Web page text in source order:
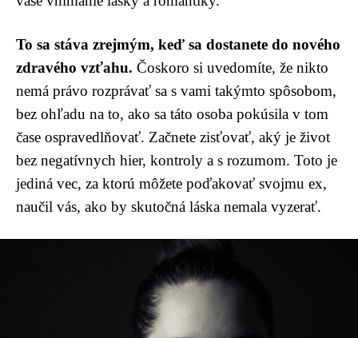
To sa stáva zrejmým, keď sa dostanete do nového
zdravého vzťahu. Čoskoro si uvedomíte, že nikto
nemá právo rozprávať sa s vami takýmto spôsobom,
bez ohľadu na to, ako sa táto osoba pokúsila v tom
čase ospravedlňovať. Začnete zisťovať, aký je život
bez negatívnych hier, kontroly a s rozumom. Toto je
jediná vec, za ktorú môžete poďakovať svojmu ex,
naučil vás, ako by skutočná láska nemala vyzerať.